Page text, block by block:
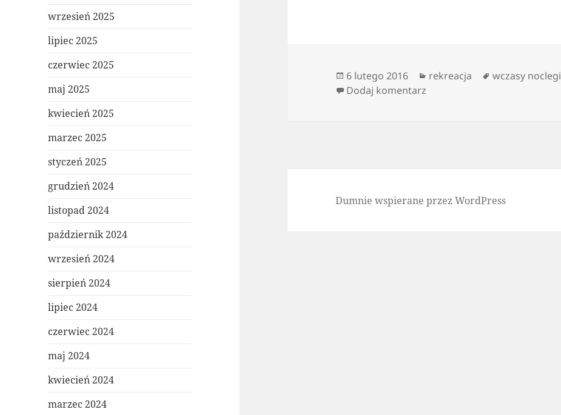
wrzesień 2025
lipiec 2025
czerwiec 2025
maj 2025
kwiecień 2025
marzec 2025
styczeń 2025
grudzień 2024
listopad 2024
październik 2024
wrzesień 2024
sierpień 2024
lipiec 2024
czerwiec 2024
maj 2024
kwiecień 2024
marzec 2024
Data
publikacji
6 lutego 2016 Kategorie
rekreacja Tagi
wczasy noclegi
Dodaj komentarz
Dumnie wspierane przez WordPress